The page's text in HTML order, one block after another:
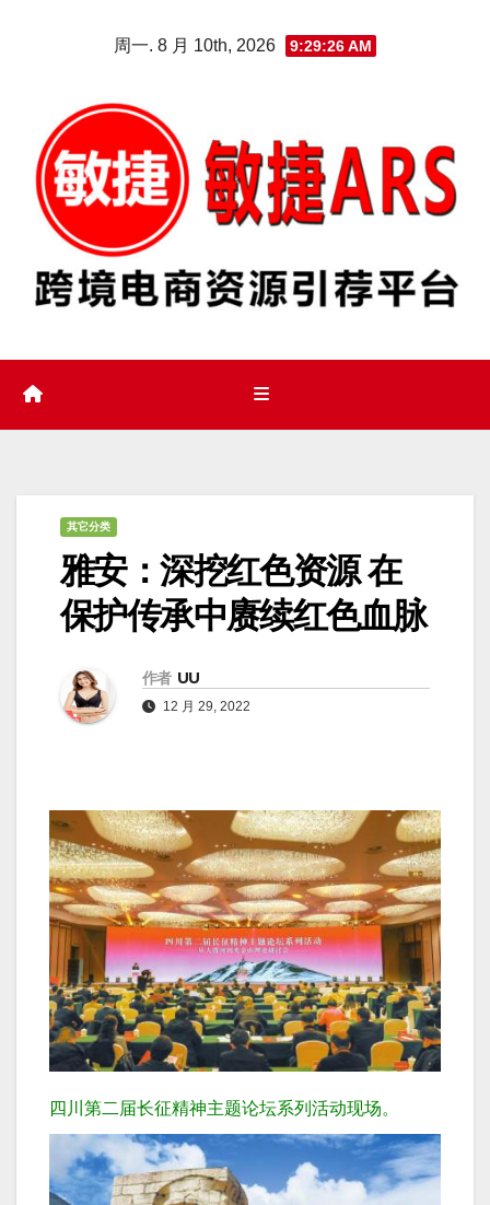
周一. 8 月 10th, 2026 9:29:27 AM
其它分类
雅安：深挖红色资源 在
保护传承中赓续红色血脉
作者 UU
12 月 29, 2022
四川第二届长征精神主题论坛系列活动现场。